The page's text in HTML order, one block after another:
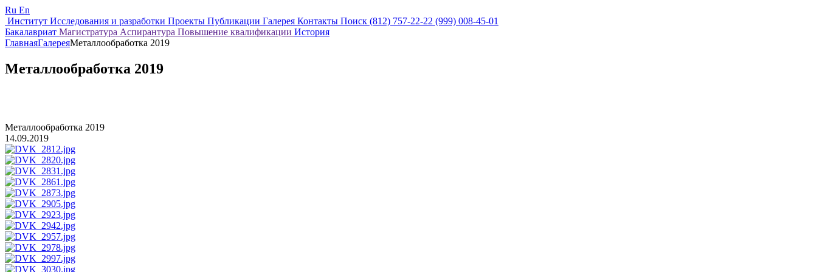
Ru En
Институт Исследования и разработки Проекты Публикации Галерея Контакты Поиск (812) 757-22-22 (999) 008-45-01
Бакалавриат Магистратура Аспирантура Повышение квалификации История
ГлавнаяГалереяМеталлообработка 2019
Металлообработка 2019
Металлообработка 2019
14.09.2019